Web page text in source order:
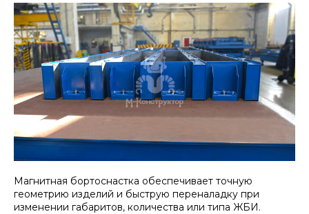
Магнитная бортоснастка обеспечивает точную
геометрию изделий и быструю переналадку при
изменении габаритов, количества или типа ЖБИ.